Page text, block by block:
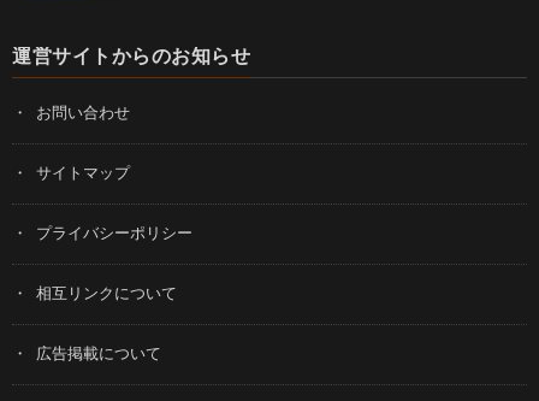
運営サイトからのお知らせ
お問い合わせ
サイトマップ
プライバシーポリシー
相互リンクについて
広告掲載について